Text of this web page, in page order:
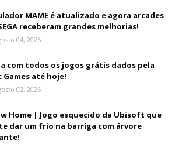
MAME é atualizado e agora arcades
receberam grandes melhorias!
04, 2026
com todos os jogos grátis dados pela
Games até hoje!
02, 2026
Home | Jogo esquecido da Ubisoft que
dar um frio na barriga com árvore